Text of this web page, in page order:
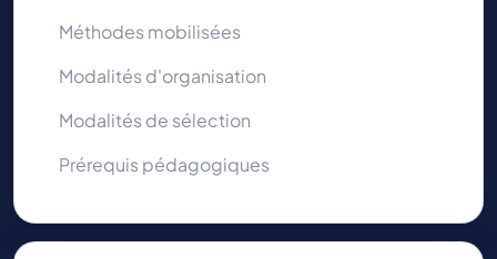
Méthodes mobilisées
Modalités d'organisation
Modalités de sélection
Prérequis pédagogiques